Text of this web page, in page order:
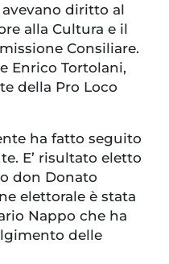
diritto al
alla Cultura e il
Consiliare.
Enrico Tortolani,
della Pro Loco
ha fatto seguito
E’ risultato eletto
don Donato
elettorale è stata
Nappo che ha
delle